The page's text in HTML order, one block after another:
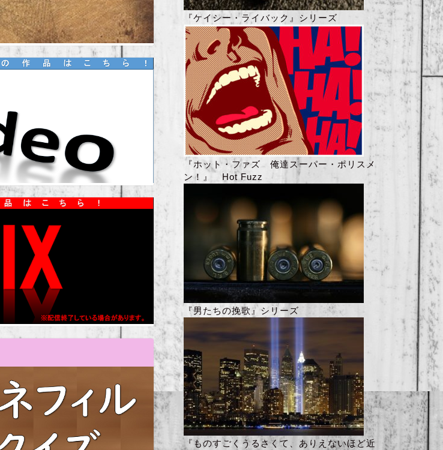
『ケイシー・ライバック』シリーズ
『ホット・ファズ 俺達スーパー・ポリスメ
ン！』 Hot Fuzz
『男たちの挽歌』シリーズ
『ものすごくうるさくて、ありえないほど近